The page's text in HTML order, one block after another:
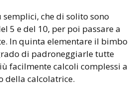
che di solito sono
5 e del 10, per poi passare a
In quinta elementare il bimbo
di padroneggiarle tutte
facilmente calcoli complessi a
della calcolatrice.